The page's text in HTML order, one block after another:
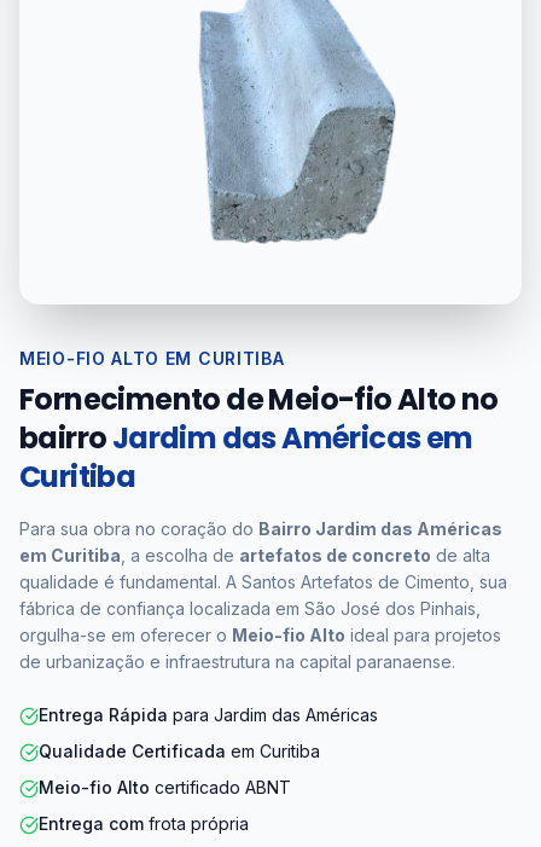
MEIO-FIO ALTO EM CURITIBA
Fornecimento de Meio-fio Alto no
bairroJardim das Américas em
Curitiba
Para sua obra no coração do Bairro Jardim das Américas
em Curitiba , a escolha de artefatos de concreto de alta
qualidade é fundamental. A Santos Artefatos de Cimento, sua
fábrica de confiança localizada em São José dos Pinhais,
orgulha-se em oferecer o Meio-fio Alto ideal para projetos
de urbanização e infraestrutura na capital paranaense.
Entrega Rápida para Jardim das Américas
Qualidade Certificada em Curitiba
Meio-fio Alto certificado ABNT
Entrega com frota própria